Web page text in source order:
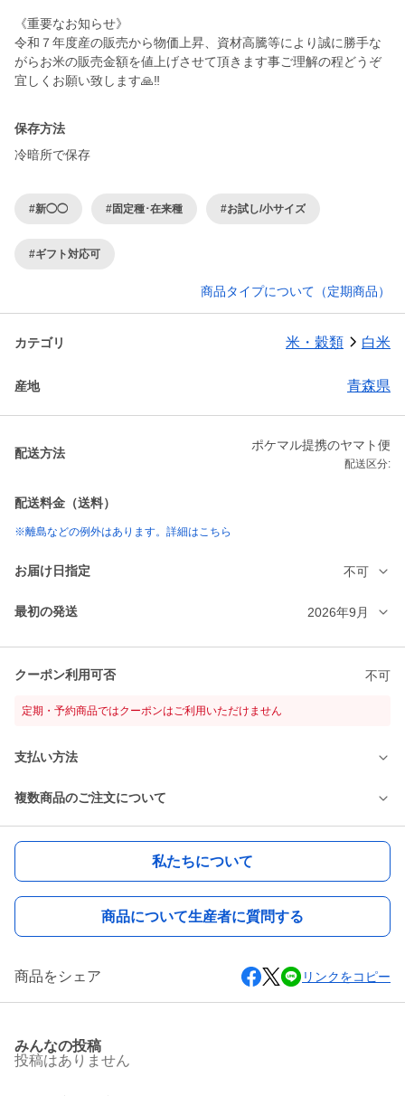
《重要なお知らせ》
令和７年度産の販売から物価上昇、資材高騰等により誠に勝手な
がらお米の販売金額を値上げさせて頂きます事ご理解の程どうぞ
保存方法
冷暗所で保存
#新◯◯ #固定種･在来種 #お試し/小サイズ
#ギフト対応可
商品タイプについて（定期商品）
カテゴリ 米・穀類 白米
産地 青森県
配送方法
ポケマル提携のヤマト便
配送区分:
配送料金（送料）
※離島などの例外はあります。詳細はこちら
お届け日指定 不可
最初の発送 2026年9月
クーポン利用可否 不可
定期・予約商品ではクーポンはご利用いただけません
支払い方法
複数商品のご注文について
私たちについて
商品について生産者に質問する
商品をシェア リンクをコピー
みんなの投稿
投稿はありません